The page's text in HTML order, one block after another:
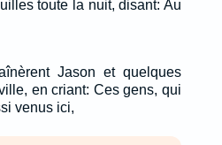
toute la nuit, disant: Au
Jason et quelques
en criant: Ces gens, qui
venus ici,